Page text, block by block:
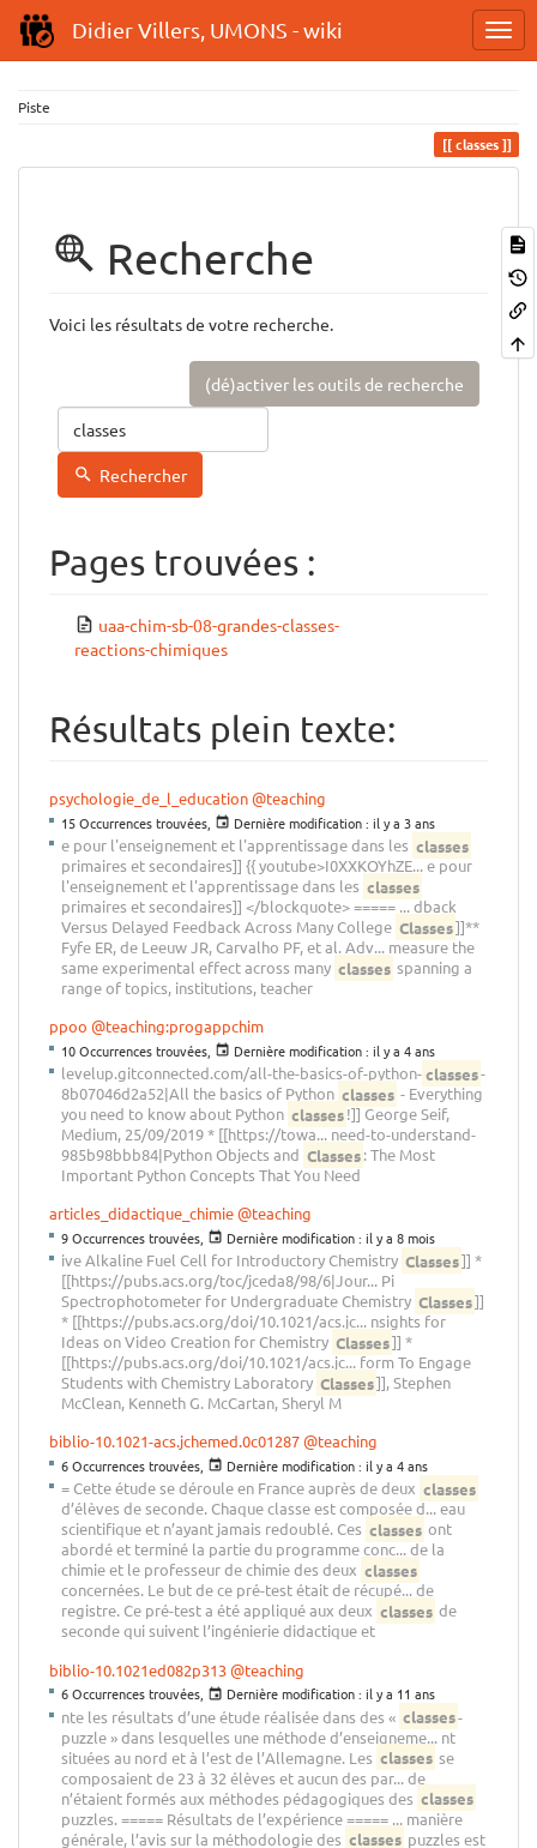
Didier Villers, UMONS - wiki
Piste
classes
Recherche
Voici les résultats de votre recherche.
(dé)activer les outils de recherche
Rechercher
Pages trouvées :
uaa-chim-sb-08-grandes-classes-
reactions-chimiques
Résultats plein texte:
psychologie_de_l_education@teaching
15 Occurrences trouvées, Dernière modification : il y a 3 ans
e pour l'enseignement et l'apprentissage dans les classes
primaires et secondaires]] {{ youtube>I0XXKOYhZE... e pour
l'enseignement et l'apprentissage dans les classes
primaires et secondaires]] </blockquote> ===== ... dback
Versus Delayed Feedback Across Many College Classes]]**
Fyfe ER, de Leeuw JR, Carvalho PF, et al. Adv... measure the
same experimental effect across many classes spanning a
range of topics, institutions, teacher
ppoo @teaching:progappchim
10 Occurrences trouvées, Dernière modification : il y a 4 ans
levelup.gitconnected.com/all-the-basics-of-python-classes-
8b07046d2a52|All the basics of Python classes - Everything
you need to know about Python classes!]] George Seif,
Medium, 25/09/2019 * [[https://towa... need-to-understand-
985b98bbb84|Python Objects and Classes : The Most
Important Python Concepts That You Need
articles_didactique_chimie@teaching
9 Occurrences trouvées, Dernière modification : il y a 8 mois
ive Alkaline Fuel Cell for Introductory Chemistry Classes]] *
[[https://pubs.acs.org/toc/jceda8/98/6|Jour... Pi
Spectrophotometer for Undergraduate Chemistry Classes]]
* [[https://pubs.acs.org/doi/10.1021/acs.jc... nsights for
Ideas on Video Creation for Chemistry Classes]] *
[[https://pubs.acs.org/doi/10.1021/acs.jc... form To Engage
Students with Chemistry Laboratory Classes]], Stephen
McClean, Kenneth G. McCartan, Sheryl M
biblio-10.1021-acs.jchemed.0c01287@teaching
6 Occurrences trouvées, Dernière modification : il y a 4 ans
= Cette étude se déroule en France auprès de deux classes
d’élèves de seconde. Chaque classe est composée d... eau
scientifique et n’ayant jamais redoublé. Ces classes ont
abordé et terminé la partie du programme conc... de la
chimie et le professeur de chimie des deux classes
concernées. Le but de ce pré-test était de récupé... de
registre. Ce pré-test a été appliqué aux deux classes de
seconde qui suivent l’ingénierie didactique et
biblio-10.1021ed082p313@teaching
6 Occurrences trouvées, Dernière modification : il y a 11 ans
nte les résultats d’une étude réalisée dans des « classes-
puzzle » dans lesquelles une méthode d’enseigneme... nt
situées au nord et à l’est de l’Allemagne. Les classes se
composaient de 23 à 32 élèves et aucun des par... de
n’étaient formés aux méthodes pédagogiques des classes
puzzles. ===== Résultats de l’expérience ===== ... manière
générale, l’avis sur la méthodologie des classes puzzles est